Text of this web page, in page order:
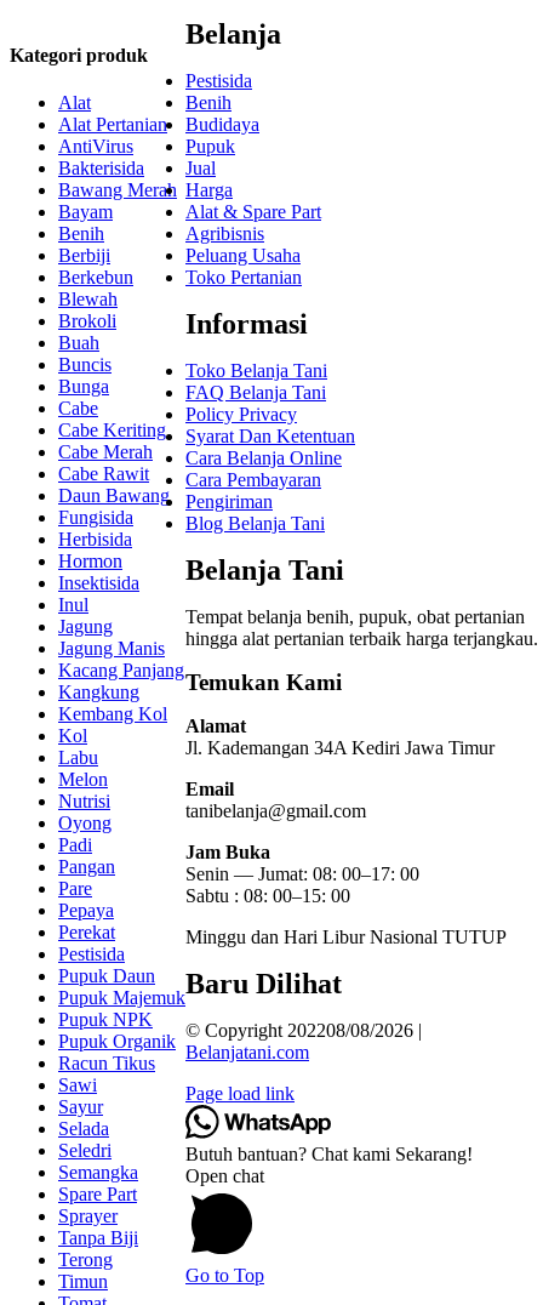
Kategori produk
Alat
Alat Pertanian
AntiVirus
Bakterisida
Bawang Merah
Bayam
Benih
Berbiji
Berkebun
Blewah
Brokoli
Buah
Buncis
Bunga
Cabe
Cabe Keriting
Cabe Merah
Cabe Rawit
Daun Bawang
Fungisida
Herbisida
Hormon
Insektisida
Inul
Jagung
Jagung Manis
Kacang Panjang
Kangkung
Kembang Kol
Kol
Labu
Melon
Nutrisi
Oyong
Padi
Pangan
Pare
Pepaya
Perekat
Pestisida
Pupuk Daun
Pupuk Majemuk
Pupuk NPK
Pupuk Organik
Racun Tikus
Sawi
Sayur
Selada
Seledri
Semangka
Spare Part
Sprayer
Tanpa Biji
Terong
Timun
Belanja
Pestisida
Benih
Budidaya
Pupuk
Jual
Harga
Alat & Spare Part
Agribisnis
Peluang Usaha
Toko Pertanian
Informasi
Toko Belanja Tani
FAQ Belanja Tani
Policy Privacy
Syarat Dan Ketentuan
Cara Belanja Online
Cara Pembayaran
Pengiriman
Blog Belanja Tani
Belanja Tani
Tempat belanja benih, pupuk, obat pertanian
hingga alat pertanian terbaik harga terjangkau.
Temukan Kami
Alamat
Jl. Kademangan 34A Kediri Jawa Timur
Email
tanibelanja@gmail.com
Jam Buka
Senin — Jumat: 08: 00–17: 00
Sabtu : 08: 00–15: 00
Minggu dan Hari Libur Nasional TUTUP
Baru Dilihat
© Copyright 202208/08/2026 |
Belanjatani.com
Page load link
Butuh bantuan? Chat kami Sekarang!
Open chat
Go to Top